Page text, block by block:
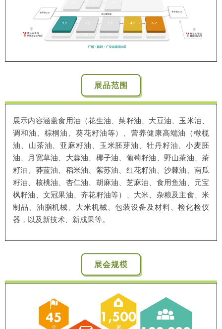
展品范围
展示内容涵盖食用油（花生油、菜籽油、大豆油、玉米油、
调和油、棕桐油、葵花籽油等）、营养健康高端油（橄榄
油、山茶油、亚麻籽油、玉米胚芽油、牡丹籽油、小麦胚
油、月宽草油、大蒜油、椰子油、葡萄籽油、野山茶油、茶
籽油、莽蓝油、稻米油、紫苏油、红花籽油、沙棘油、南瓜
籽油、核桃油、杏仁油、胡麻油、芝麻油、食用鱼油、元宝
枫籽油、文冠果油、齐花籽油等）、大米、杂粮及主食、米
制品、油脂机械、大米机械、包装设备及材料、检化检仪
器，以及新技术、新成果等。
展会规模